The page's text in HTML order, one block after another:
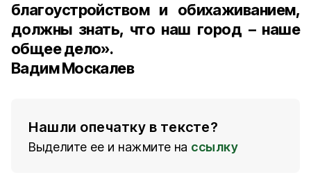
благоустройством и обихаживанием,
должны знать, что наш город – наше
общее дело».
Вадим Москалев
Нашли опечатку в тексте?
Выделите ее и нажмите на ссылку